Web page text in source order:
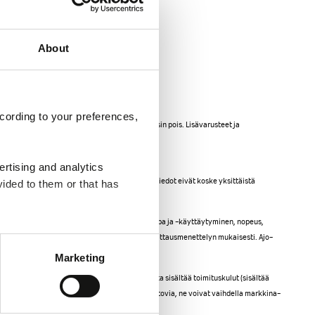
About
to your preferences,
and analytics
to them or that has
or change your
Marketing
ulko- ja sisäväreissä, ei voida sulkea täysin pois. Lisävarusteet ja
näytettäisiin kuvissa.
sellaisena kuin se on muutettuna, mukaisia. Tiedot eivät koske yksittäistä
jarrutuksen aikana. Yksilöllinen ajotapa ja -käyttäytyminen, nopeus,
Arvot ovat määritetty määrätyn EU:n mittausmenettelyn mukaisesti. Ajo-
Ilmoitettu ajoneuvon hinta sisältää toimituskulut (sisältää
oleviin hinnastoihin. Tiedot eivät ole sitovia, ne voivat vaihdella markkina-